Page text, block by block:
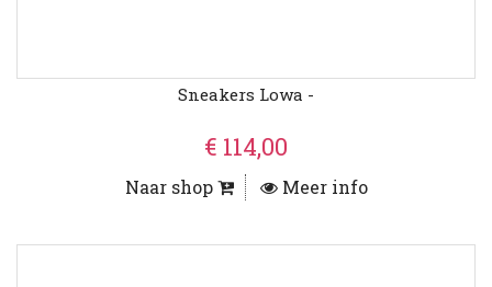
Sneakers Lowa -
€ 114,00
Naar shop Meer info